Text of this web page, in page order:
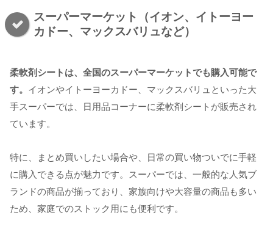
スーパーマーケット（イオン、イトーヨー
カドー、マックスバリュなど）
柔軟剤シートは、全国のスーパーマーケットでも購入可能で
す。 イオンやイトーヨーカドー、マックスバリュといった大
手スーパーでは、日用品コーナーに柔軟剤シートが販売され
ています。
特に、まとめ買いしたい場合や、日常の買い物ついでに手軽
に購入できる点が魅力です。スーパーでは、一般的な人気ブ
ランドの商品が揃っており、家族向けや大容量の商品も多い
ため、家庭でのストック用にも便利です。